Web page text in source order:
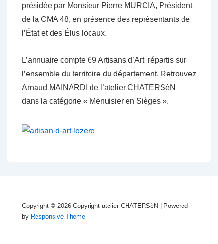
présidée par Monsieur Pierre MURCIA, Président
de la CMA 48, en présence des représentants de
l’État et des Élus locaux.
L’annuaire compte 69 Artisans d’Art, répartis sur
l’ensemble du territoire du département. Retrouvez
Arnaud MAINARDI de l’atelier CHATERSèN
dans la catégorie « Menuisier en Sièges ».
Copyright © 2026 Copyright atelier CHATERSèN
| Powered
by Responsive Theme